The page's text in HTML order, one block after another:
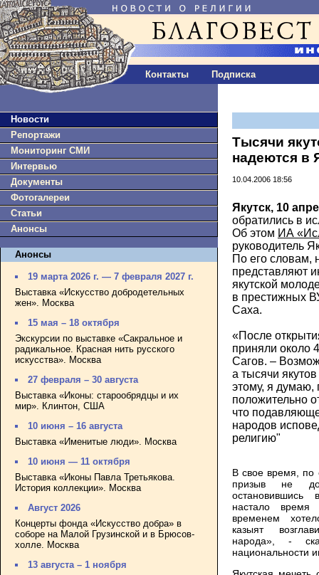
Контакты Подписка
Новости
Репортажи
Мониторинг СМИ
Интервью
Документы
Фотогалереи
Статьи
Анонсы
Анонсы
19 марта 2026 г. — 7 февраля 2027 г.
Выставка «Искусство добродетельных
жен». Москва
15 мая – 18 октября
Экскурсии по выставке «Сакральное и
радикальное. Красная нить русского
искусства». Москва
27 февраля – 30 августа
Выставка «Иконы: старообрядцы и их
мир». Клинтон, США
10 июня – 16 августа
Выставка «Именитые люди». Москва
10 июня — 11 октября
Выставка «Иконы Павла Третьякова.
История коллекции». Москва
Август 2026
Концерты фонда «Искусство добра» в
соборе на Малой Грузинской и в Брюсов-
холле. Москва
13 августа – 1 ноября
Тысячи
надеются в
10.04.2006 18:56
Якутск, 10
обратились в
Об этом ИА
руководитель
По его словам,
представляют
якутской
в престижных
Саха.
«После
приняли около
Сагов. –
а тысячи
этому, я думаю,
положительно
что
народов
религию"
В свое время, по
призыв не
настало время
временем
казыят
народа», -
национальности